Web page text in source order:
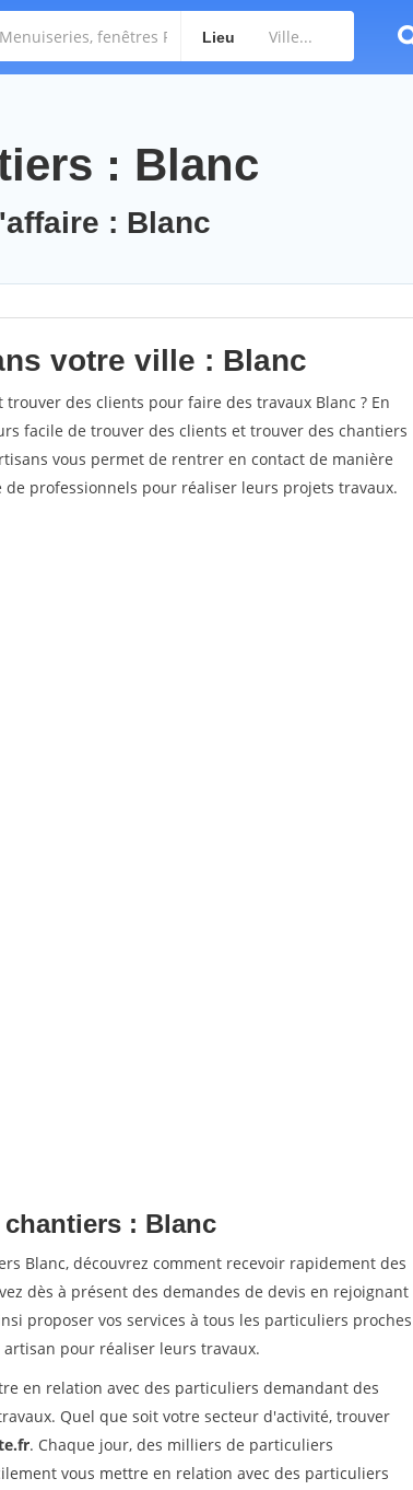
Lieu
: Blanc
: Blanc
votre ville : Blanc
des clients pour faire des travaux Blanc ? En
facile de trouver des clients et trouver des chantiers
vous permet de rentrer en contact de manière
professionnels pour réaliser leurs projets travaux.
: Blanc
Blanc, découvrez comment recevoir rapidement des
dès à présent des demandes de devis en rejoignant
proposer vos services à tous les particuliers proches
pour réaliser leurs travaux.
en relation avec des particuliers demandant des
Quel que soit votre secteur d'activité, trouver
. Chaque jour, des milliers de particuliers
vous mettre en relation avec des particuliers